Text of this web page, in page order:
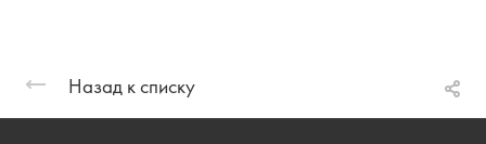
Назад к списку